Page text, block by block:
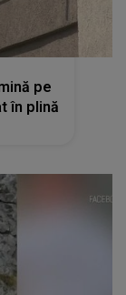
pe
în plină